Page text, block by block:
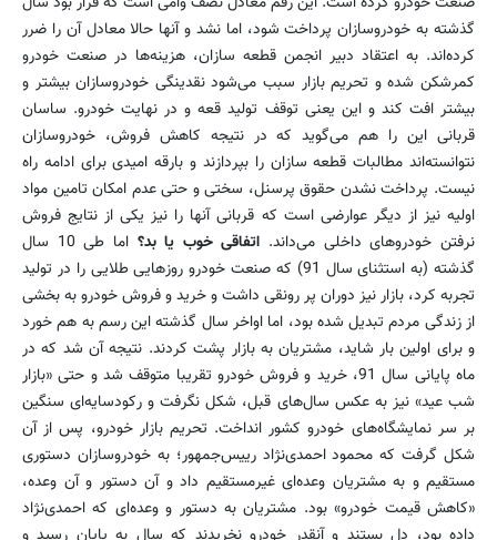
گذشته به خودروسازان پرداخت شود، اما نشد و آنها حالا معادل آن را ضرر
کرده‌اند. به اعتقاد دبیر انجمن قطعه سازان، هزینه‌ها در صنعت خودرو
کمرشکن شده و تحریم بازار سبب می‌شود نقدینگی خودروسازان بیشتر و
بیشتر افت کند و این یعنی توقف تولید قعه و در نهایت خودرو. ساسان
قربانی این را هم می‌گوید که در نتیجه کاهش فروش، خودروسازان
نتوانسته‌اند مطالبات قطعه سازان را بپردازند و بارقه امیدی برای ادامه راه
نیست. پرداخت نشدن حقوق پرسنل، سختی و حتی عدم امکان تامین مواد
اولیه نیز از دیگر عوارضی است که قربانی آنها را نیز یکی از نتایج فروش
نرفتن خودروهای داخلی می‌داند. اتفاقی خوب یا بد؟
اما طی 10 سال
گذشته (به استثنای سال 91) که صنعت خودرو روزهایی طلایی را در تولید
تجربه کرد، بازار نیز دوران پر رونقی داشت و خرید و فروش خودرو به بخشی
از زندگی مردم تبدیل شده بود، اما اواخر سال گذشته این رسم به هم خورد
و برای اولین بار شاید، مشتریان به بازار پشت کردند. نتیجه آن شد که در
ماه پایانی سال 91، خرید و فروش خودرو تقریبا متوقف شد و حتی «بازار
شب عید» نیز به عکس سال‌های قبل، شکل نگرفت و رکودسایه‌ای سنگین
بر سر نمایشگاه‌های خودرو کشور انداخت. تحریم بازار خودرو، پس از آن
شکل گرفت که محمود احمدی‌نژاد رییس‌جمهور؛ به خودروسازان دستوری
مستقیم و به مشتریان وعده‌ای غیرمستقیم داد و آن دستور و آن وعده،
«کاهش قیمت خودرو» بود. مشتریان به دستور و وعده‌ای که احمدی‌نژاد